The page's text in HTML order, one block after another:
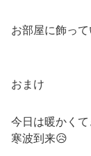
お部屋に飾っ
おまけ
今日は暖かく
寒波到来😥